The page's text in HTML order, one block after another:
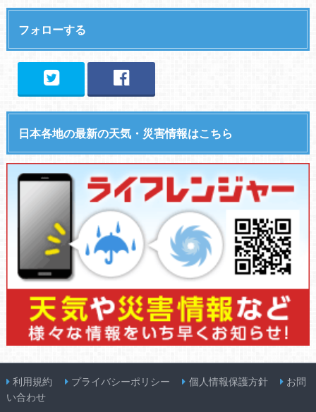
フォローする
日本各地の最新の天気・災害情報はこちら
利用規約 プライバシーポリシー 個人情報保護方針
お問
い合わせ